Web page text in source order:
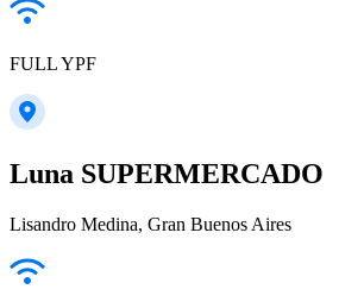
FULL YPF
Luna SUPERMERCADO
Lisandro Medina, Gran Buenos Aires